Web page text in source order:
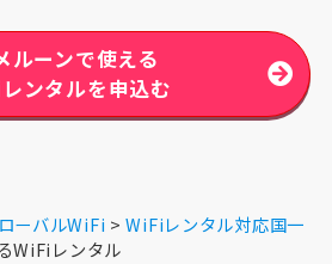
ルーンで使える
ンタルを申込む
ーバルWiFi
WiFiレンタル対応国一
WiFiレンタル